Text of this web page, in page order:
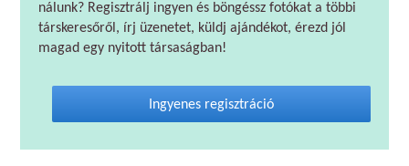
nálunk? Regisztrálj ingyen és böngéssz fotókat a többi
társkeresőről, írj üzenetet, küldj ajándékot, érezd jól
magad egy nyitott társaságban!
Ingyenes regisztráció